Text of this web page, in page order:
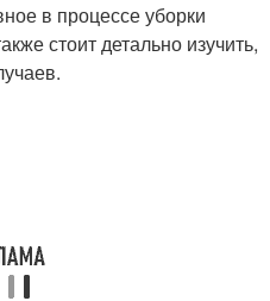
в процессе уборки
стоит детально изучить,